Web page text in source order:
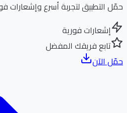
التطبيق لتجربة أسرع وإشعارات فورية
إشعارات فورية
تابع فريقك المفضل
الآن